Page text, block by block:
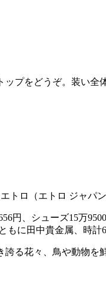
プをどうぞ。装い全
円、シューズ15万
もに田中貴金属、時計
る花々、鳥や動物